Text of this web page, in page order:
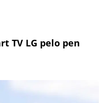
TV LG pelo pen